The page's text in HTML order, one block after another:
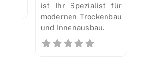
ist Ihr Spezialist für
modernen Trockenbau
und Innenausbau.